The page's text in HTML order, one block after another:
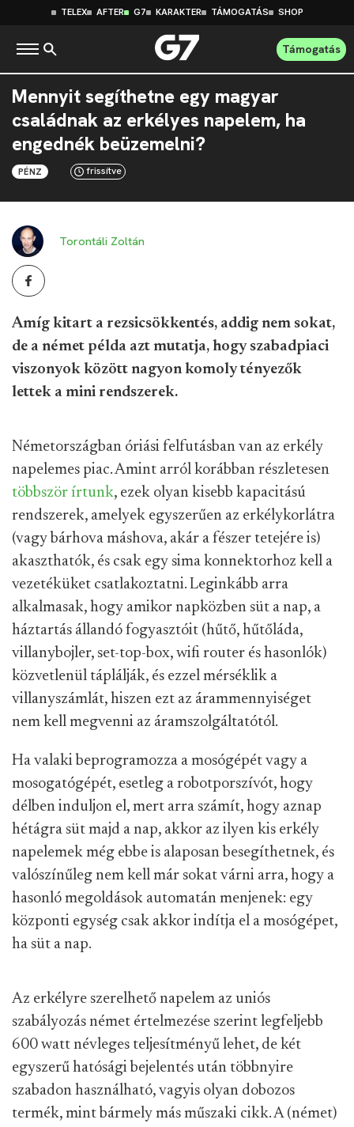
TELEX AFTER G7 KARAKTER TÁMOGATÁS SHOP
Támogatás
Mennyit segíthetne egy magyar
családnak az erkélyes napelem, ha
engednék beüzemelni?
PÉNZ frissítve
Torontáli Zoltán
Amíg kitart a rezsicsökkentés, addig nem sokat,
de a német példa azt mutatja, hogy szabadpiaci
viszonyok között nagyon komoly tényezők
lettek a mini rendszerek.
Németországban óriási felfutásban van az erkély
napelemes piac. Amint arról korábban részletesen
többször írtunk, ezek olyan kisebb kapacitású
rendszerek, amelyek egyszerűen az erkélykorlátra
(vagy bárhova máshova, akár a fészer tetejére is)
akaszthatók, és csak egy sima konnektorhoz kell a
vezetéküket csatlakoztatni. Leginkább arra
alkalmasak, hogy amikor napközben süt a nap, a
háztartás állandó fogyasztóit (hűtő, hűtőláda,
villanybojler, set-top-box, wifi router és hasonlók)
közvetlenül táplálják, és ezzel mérséklik a
villanyszámlát, hiszen ezt az árammennyiséget
nem kell megvenni az áramszolgáltatótól.
Ha valaki beprogramozza a mosógépét vagy a
mosogatógépét, esetleg a robotporszívót, hogy
délben induljon el, mert arra számít, hogy aznap
hétágra süt majd a nap, akkor az ilyen kis erkély
napelemek még ebbe is alaposan besegíthetnek, és
valószínűleg nem kell már sokat várni arra, hogy a
hasonló megoldások automatán menjenek: egy
központi egység csak akkor indítja el a mosógépet,
ha süt a nap.
Az erkélyre szerelhető napelem az uniós
szabályozás német értelmezése szerint legfeljebb
600 watt névleges teljesítményű lehet, de két
egyszerű hatósági bejelentés után többnyire
szabadon használható, vagyis olyan dobozos
termék, mint bármely más műszaki cikk. A (német)